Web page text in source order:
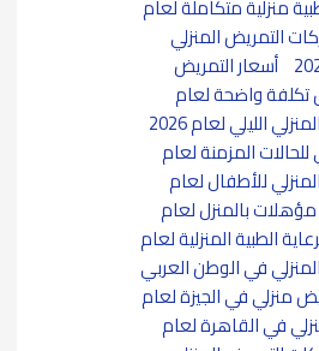
منزلية متكاملة لعام
التمريض المنزلي
أسعار التمريض
تكلفة واضحة لعام
التمريض المنزلي الليلي لعام 2026
للحالات المزمنة لعام
للأطفال لعام
بالمنزل لعام
الطبية المنزلية لعام
في الوطن العربي
منزلي في الجيزة لعام
في القاهرة لعام